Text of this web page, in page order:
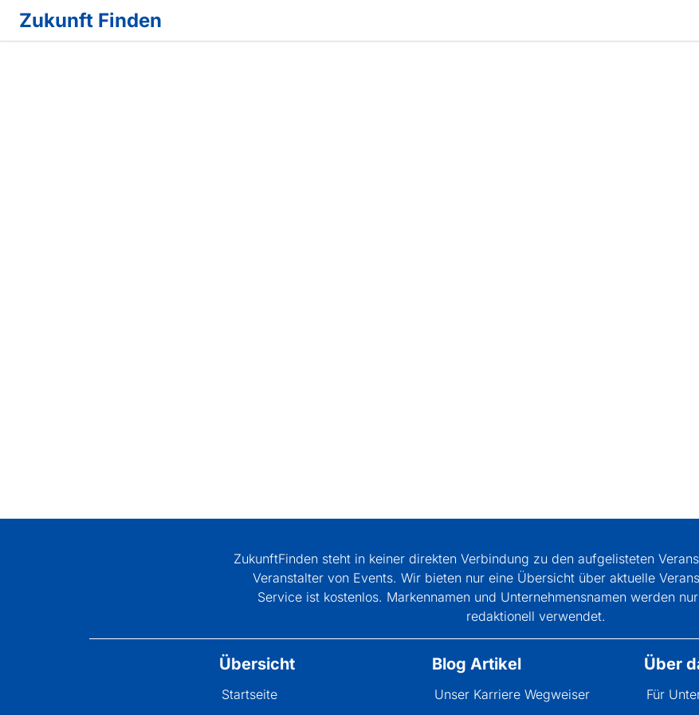
Zukunft Finden
ZukunftFinden steht in keiner direkten Verbindung zu den aufgelisteten
Veranstalter von Events. Wir bieten nur eine Übersicht über aktuelle
Service ist kostenlos. Markennamen und Unternehmensnamen werden
redaktionell verwendet.
Übersicht
Startseite
Blog Artikel
Unser Karriere Wegweiser
Über
Für